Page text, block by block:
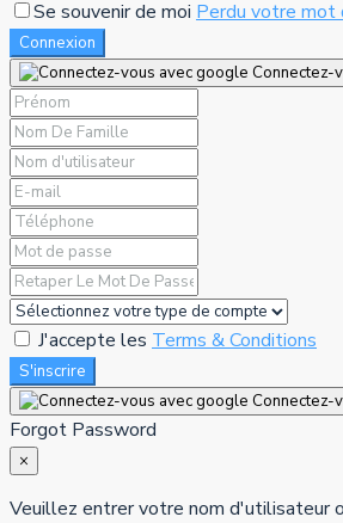
Se souvenir de moi Perdu votre mot
Connexion
Connectez-
J'accepte les Terms & Conditions
S'inscrire
Connectez-
Forgot Password
×
Veuillez entrer votre nom d'utilisateur